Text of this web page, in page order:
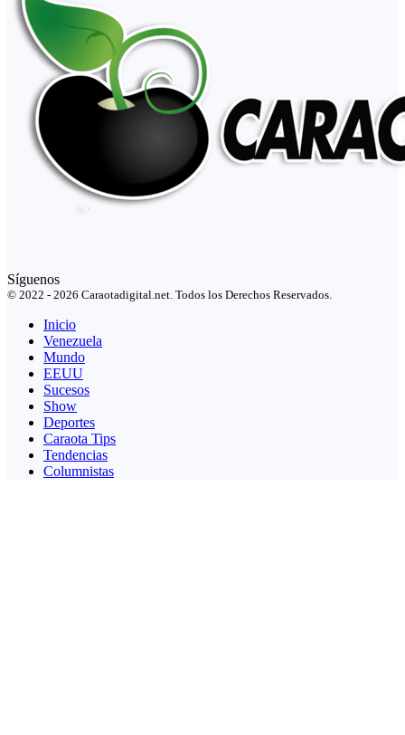
Síguenos
© 2022 - 2026 Caraotadigital.net. Todos los Derechos Reservados.
Inicio
Venezuela
Mundo
EEUU
Sucesos
Show
Deportes
Caraota Tips
Tendencias
Columnistas